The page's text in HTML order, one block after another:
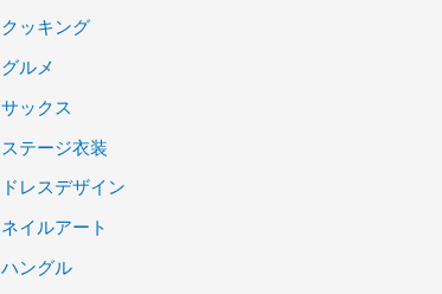
クッキング
グルメ
サックス
ステージ衣装
ドレスデザイン
ネイルアート
ハングル